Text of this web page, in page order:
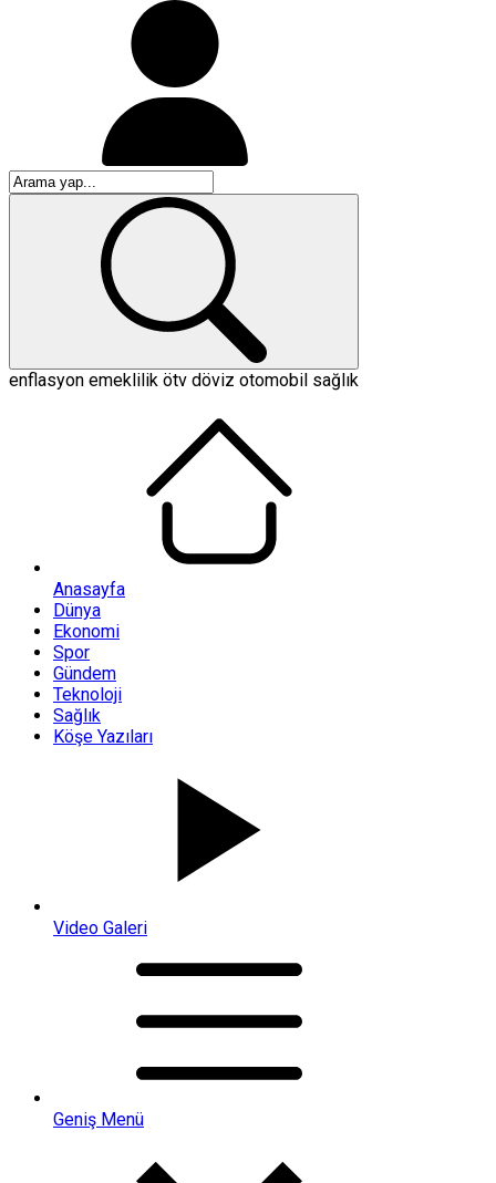
enflasyon emeklilik ötv döviz otomobil sağlık
Anasayfa
Dünya
Ekonomi
Spor
Gündem
Teknoloji
Sağlık
Köşe Yazıları
Video Galeri
Geniş Menü